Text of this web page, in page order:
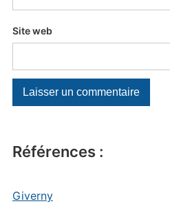
Références :
Giverny
Site web